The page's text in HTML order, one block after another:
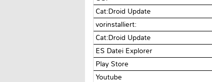
Cat:Droid Update
vorinstalliert:
Cat:Droid Update
ES Datei Explorer
Play Store
Youtube